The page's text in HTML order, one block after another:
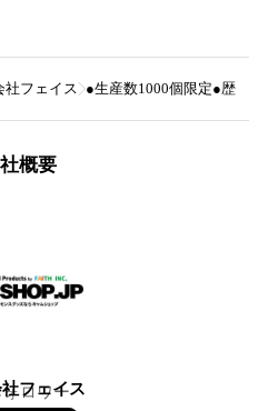
社フェイス ●生産数1000個限定●歴代
概要
フェイス
ロワー